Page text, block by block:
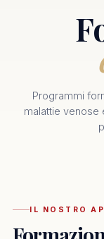
Programmi
malattie venose
IL NOSTRO